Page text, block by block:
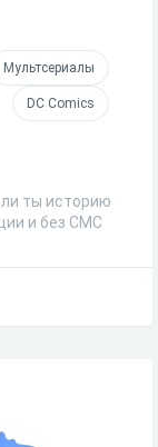
Мультсериалы
DC Comics
ты историю
и без СМС